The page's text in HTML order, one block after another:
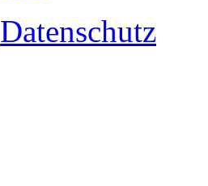
Datenschutz